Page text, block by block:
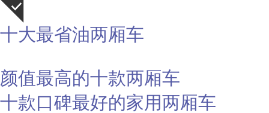
十大最省油两厢车
颜值最高的十款两厢车
十款口碑最好的家用两厢车